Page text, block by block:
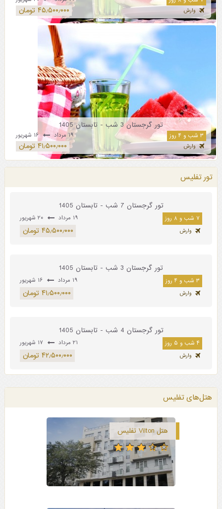
وارش ۴۵٫۵۰۰٫۰۰۰ تومان
تور گرجستان 3 شب - تابستان 1405
۳ شب و ۴ روز ۱۹ مرداد ۱۶ شهریور
وارش ۴۱٫۵۰۰٫۰۰۰ تومان
تور تفلیس
تور گرجستان 7 شب - تابستان 1405
۷ شب و ۸ روز ۱۹ مرداد ۲۰ شهریور
وارش ۴۵٫۵۰۰٫۰۰۰ تومان
تور گرجستان 3 شب - تابستان 1405
۳ شب و ۴ روز ۱۹ مرداد ۱۶ شهریور
وارش ۴۱٫۵۰۰٫۰۰۰ تومان
تور گرجستان 4 شب - تابستان 1405
۴ شب و ۵ روز ۲۱ مرداد
وارش ۴۲٫۵۰۰٫۰۰۰ تومان
هتل‌های تفلیس
هتل Vilton تفلیس